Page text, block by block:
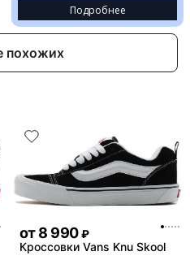
Подробнее
похожих
от8 990 ₽
Кроссовки Vans Knu Skool